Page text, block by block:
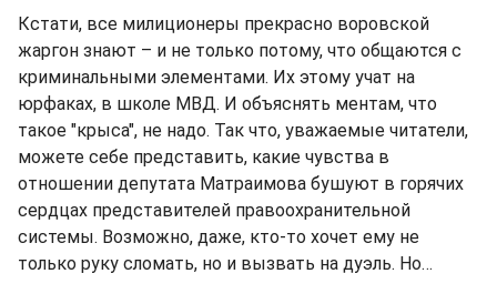
Кстати, все милиционеры прекрасно воровской
жаргон знают – и не только потому, что общаются с
криминальными элементами. Их этому учат на
юрфаках, в школе МВД. И объяснять ментам, что
такое "крыса", не надо. Так что, уважаемые читатели,
можете себе представить, какие чувства в
отношении депутата Матраимова бушуют в горячих
сердцах представителей правоохранительной
системы. Возможно, даже, кто-то хочет ему не
только руку сломать, но и вызвать на дуэль. Но…